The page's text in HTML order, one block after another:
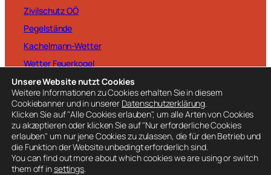
Zivilschutz OÖ
Pegelstände
Kachelmann-Wetter
Wetter Feuerkogel
BESUCHE AUCH
Ausrüstung
Mitglied werden
Unsere Website nutzt Cookies
Weitere Informationen zu Cookies erhalten Sie in diesem
Cookiebanner und in unserer Datenschutzerklärung.
Klicken Sie auf "Alle Cookies erlauben", um alle Arten von Cookies
zu akzeptieren oder klicken Sie auf "Nur erforderliche Cookies
erlauben" um nur jene Cookies zu zulassen, die für den Betrieb und
die Funktion der Website unbedingt erforderlich sind.
You can find out more about which cookies we are using or switch
them off insettings.